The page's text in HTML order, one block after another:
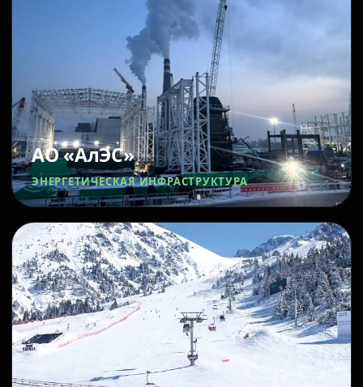
АО «АлЭС»
ЭНЕРГЕТИЧЕСКАЯ ИНФРАСТРУКТУРА